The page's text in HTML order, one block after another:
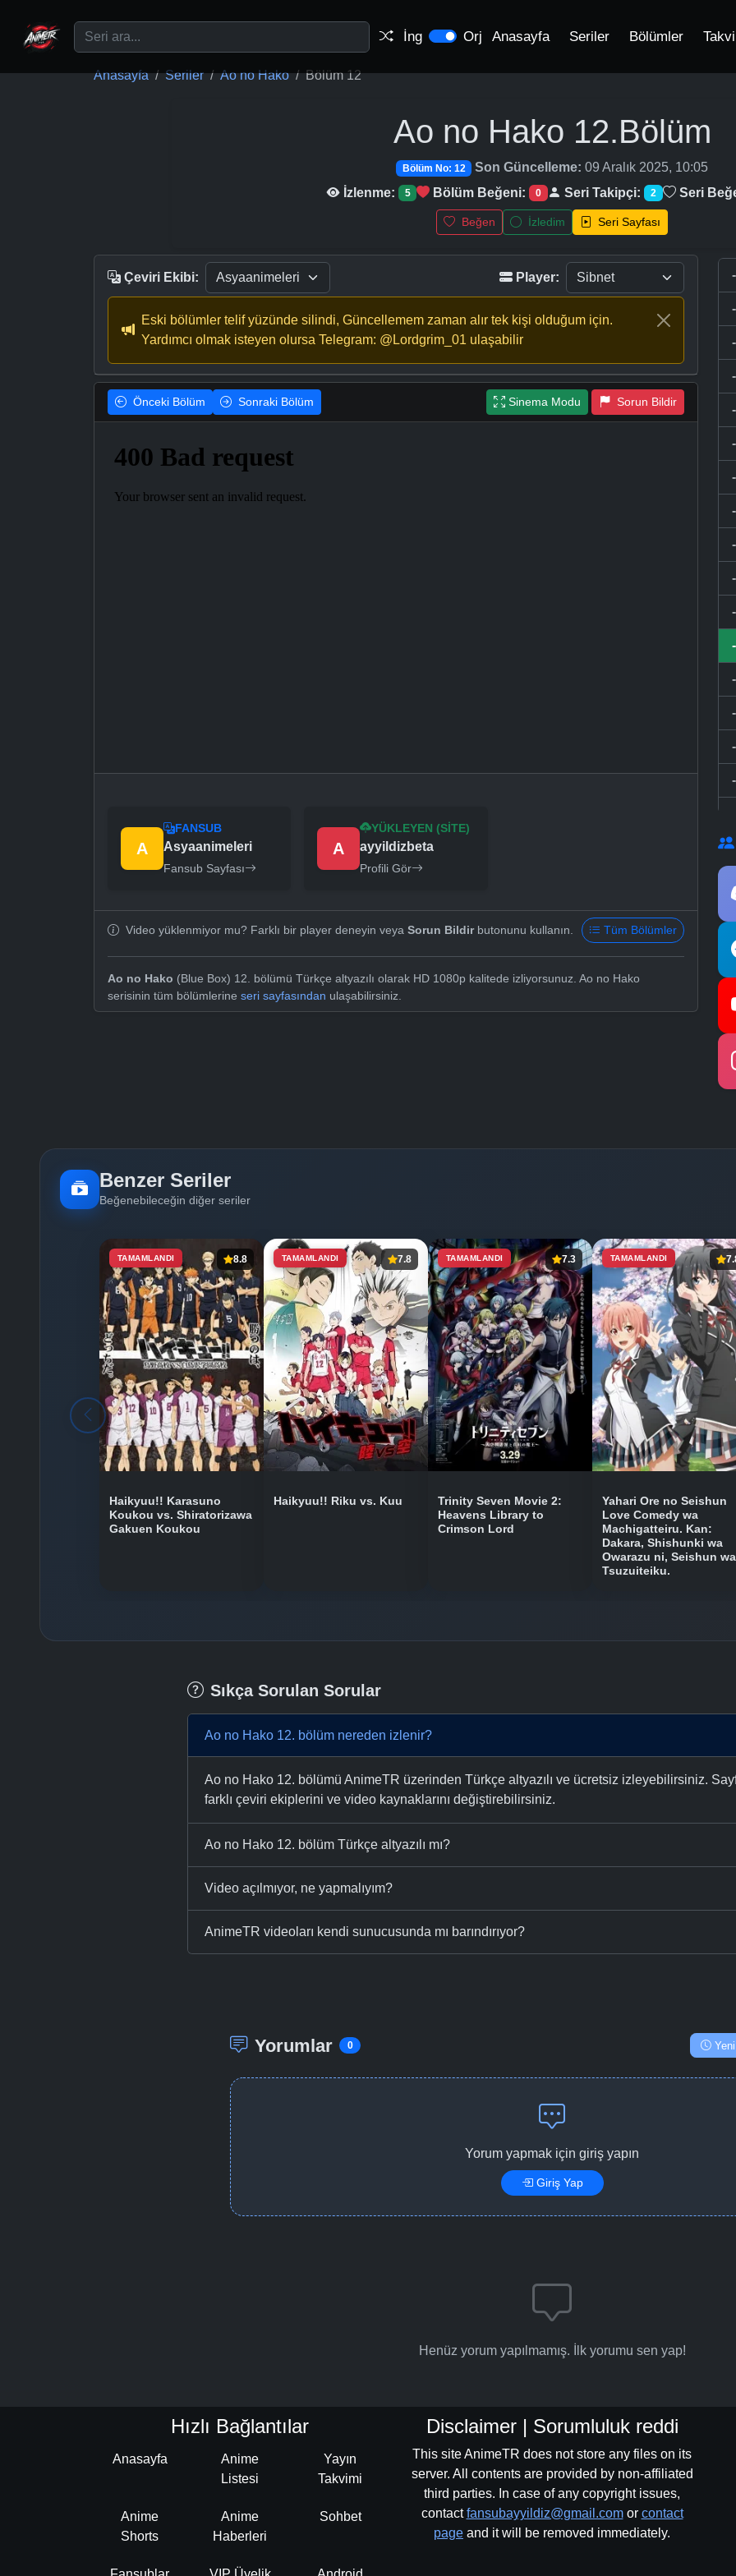
İng Orj Anasayfa Seriler Bölümler
Anasayfa Seriler Ao no Hako Bölüm 12
Ao no Hako 12.Bölüm
Bölüm No: 12 Son Güncelleme: 09 Aralık 2025, 10:05
İzlenme:
5 Bölüm Beğeni: 0 Seri Takipçi: 2 Seri
Beğen İzledim Seri Sayfası
Çeviri Ekibi: Player:
Eski bölümler telif yüzünde silindi, Güncellemem zaman alır tek kişi olduğum için.
Yardımcı olmak isteyen olursa Telegram: @Lordgrim_01 ulaşabilir
Önceki Bölüm Sonraki Bölüm Sinema Modu Sorun Bildir
A
FANSUB
Asyaanimeleri
Fansub Sayfası
A
YÜKLEYEN (SITE)
ayyildizbeta
Profili Gör
Video yüklenmiyor mu? Farklı bir player deneyin veya Sorun Bildirbutonunu kullanın. Tüm Bölümler
Ao no Hako (Blue Box) 12. bölümü Türkçe altyazılı olarak HD 1080p kalitede izliyorsunuz. Ao no Hako
serisinin tüm bölümlerine seri sayfasından ulaşabilirsiniz.
Benzer Seriler
Beğenebileceğin diğer seriler
TAMAMLANDI 8.8
Haikyuu!! Karasuno
Koukou vs. Shiratorizawa
Gakuen Koukou
TAMAMLANDI 7.8
Haikyuu!! Riku vs. Kuu
TAMAMLANDI 7.3
Trinity Seven Movie 2:
Heavens Library to
Crimson Lord
TAMAMLANDI
Yahari Ore no Seishun
Love Comedy wa
Machigatteiru. Kan:
Dakara, Shishunki wa
Owarazu ni, Seishun wa
Tsuzuiteiku.
Sıkça Sorulan Sorular
Ao no Hako 12. bölüm nereden izlenir?
Ao no Hako 12. bölümü AnimeTR üzerinden Türkçe altyazılı ve ücretsiz izleyebilirsiniz.
farklı çeviri ekiplerini ve video kaynaklarını değiştirebilirsiniz.
Ao no Hako 12. bölüm Türkçe altyazılı mı?
Video açılmıyor, ne yapmalıyım?
AnimeTR videoları kendi sunucusunda mı barındırıyor?
Yorumlar 0 Yeni
Yorum yapmak için giriş yapın
Giriş Yap
Henüz yorum yapılmamış. İlk yorumu sen yap!
Hızlı Bağlantılar
Anasayfa
Anime
Listesi
Yayın
Takvimi
Anime
Shorts
Anime
Haberleri
Sohbet
Disclaimer | Sorumluluk reddi
This site AnimeTR does not store any files on its
server. All contents are provided by non-affiliated
third parties. In case of any copyright issues,
contactfansubayyildiz@gmail.comor contact
page and it will be removed immediately.